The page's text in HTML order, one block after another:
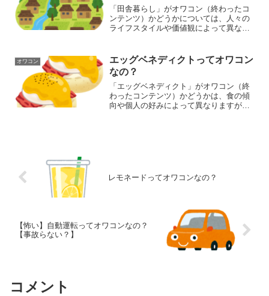
「田舎暮らし」がオワコン（終わったコ
ンテンツ）かどうかについては、人々の
ライフスタイルや価値観によって異なる
況によって評価が異なることをご理解く
ださい。「田舎暮らし」は...
オワコン
エッグベネディクトってオワコン
なの？
「エッグベネディクト」がオワコン（終
わったコンテンツ）かどうかは、食の傾
向や個人の好みによって異なりますが、
レモネードってオワコンなの？
【怖い】自動運転ってオワコンなの？
【事故らない？】
コメント